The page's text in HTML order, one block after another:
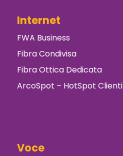
Internet
FWA Business
Fibra Condivisa
Fibra Ottica Dedicata
ArcoSpot – HotSpot Clienti
Voce